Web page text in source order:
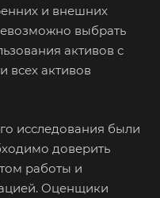
и внешних
выбрать
активов с
всех активов
исследования были
доверить
работы и
Оценщики